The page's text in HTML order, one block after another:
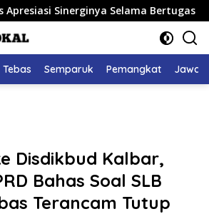
Selama Bertugas
Tebas Semparuk Pemangkat Jawai
Disdikbud Kalbar,
Bahas Soal SLB
Terancam Tutup